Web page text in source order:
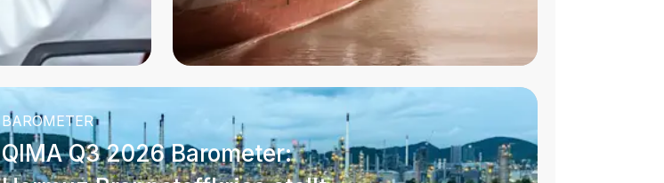
BAROMETER
QIMA Q3 2026 Barometer: